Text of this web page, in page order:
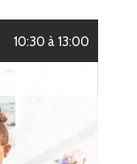
10:30 à 13:00